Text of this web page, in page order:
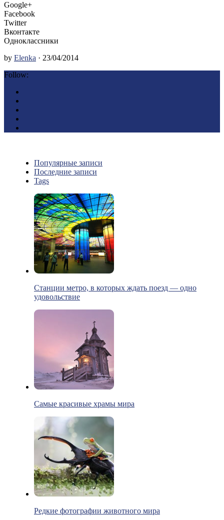
Google+
Facebook
Twitter
Вконтакте
Одноклассники
by Elenka · 23/04/2014
Follow:
Популярные записи
Последние записи
Tags
Станции метро, в которых ждать поезд — одно
удовольствие
Самые красивые храмы мира
Редкие фотографии животного мира